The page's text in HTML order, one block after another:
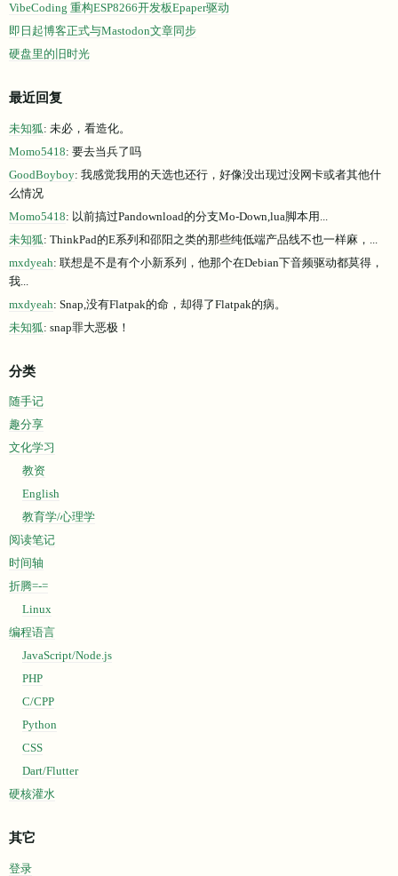
VibeCoding 重构ESP8266开发板Epaper驱动
即日起博客正式与Mastodon文章同步
硬盘里的旧时光
最近回复
未知狐: 未必，看造化。
Momo5418: 要去当兵了吗
GoodBoyboy: 我感觉我用的天选也还行，好像没出现过没网卡或者其他什
么情况
Momo5418: 以前搞过Pandownload的分支Mo-Down,lua脚本用...
未知狐: ThinkPad的E系列和邵阳之类的那些纯低端产品线不也一样麻，...
mxdyeah: 联想是不是有个小新系列，他那个在Debian下音频驱动都莫得，
我...
mxdyeah: Snap,没有Flatpak的命，却得了Flatpak的病。
未知狐: snap罪大恶极！
分类
随手记
趣分享
文化学习
教资
English
教育学/心理学
阅读笔记
时间轴
折腾=-=
Linux
编程语言
JavaScript/Node.js
PHP
C/CPP
Python
CSS
Dart/Flutter
硬核灌水
其它
登录